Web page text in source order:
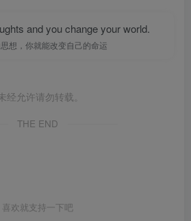
and you change your world.
想，你就能改变自己的命运
经允许请勿转载。
THE END
喜欢就支持一下吧